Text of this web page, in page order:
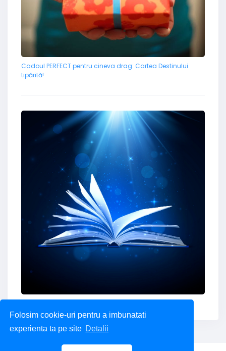
Folosim cookie-uri pentru a imbunatati
experienta ta pe site Detalii
Cadoul PERFECT pentru cineva drag: Cartea Destinului
tipărită!